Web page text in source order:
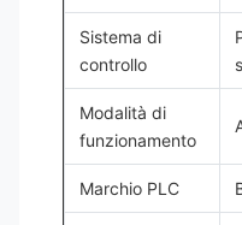
Sistema di
controllo
Modalità di
funzionamento
Marchio PLC